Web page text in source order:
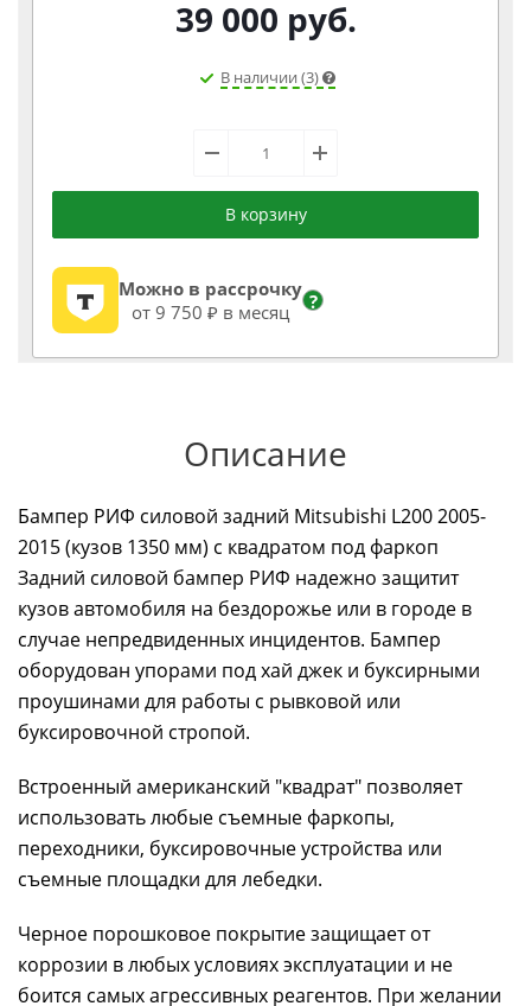
39 000 руб.
В наличии (3)
В корзину
Можно в рассрочку
от 9 750 ₽ в месяц
?
Описание
Бампер РИФ силовой задний Mitsubishi L200 2005-
2015 (кузов 1350 мм) с квадратом под фаркоп
Задний силовой бампер РИФ надежно защитит
кузов автомобиля на бездорожье или в городе в
случае непредвиденных инцидентов. Бампер
оборудован упорами под хай джек и буксирными
проушинами для работы с рывковой или
буксировочной стропой.
Встроенный американский "квадрат" позволяет
использовать любые съемные фаркопы,
переходники, буксировочные устройства или
съемные площадки для лебедки.
Черное порошковое покрытие защищает от
коррозии в любых условиях эксплуатации и не
боится самых агрессивных реагентов. При желании